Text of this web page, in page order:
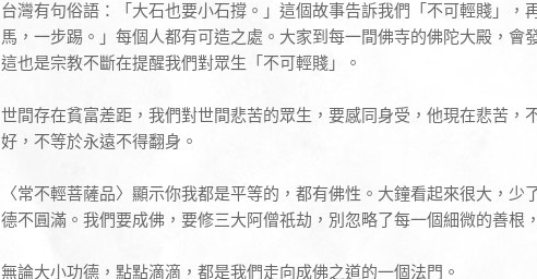
台灣有句俗語：「大石也要小石撐。」這個故事告訴我們「不可輕賤」，
馬，一步踢。」每個人都有可造之處。大家到每一間佛寺的佛陀大殿，會
這也是宗教不斷在提醒我們對眾生「不可輕賤」。
世間存在貧富差距，我們對世間悲苦的眾生，要感同身受，他現在悲苦，
好，不等於永遠不得翻身。
〈常不輕菩薩品〉顯示你我都是平等的，都有佛性。大鐘看起來很大，少
德不圓滿。我們要成佛，要修三大阿僧祇劫，別忽略了每一個細微的善根
無論大小功德，點點滴滴，都是我們走向成佛之道的一個法門。